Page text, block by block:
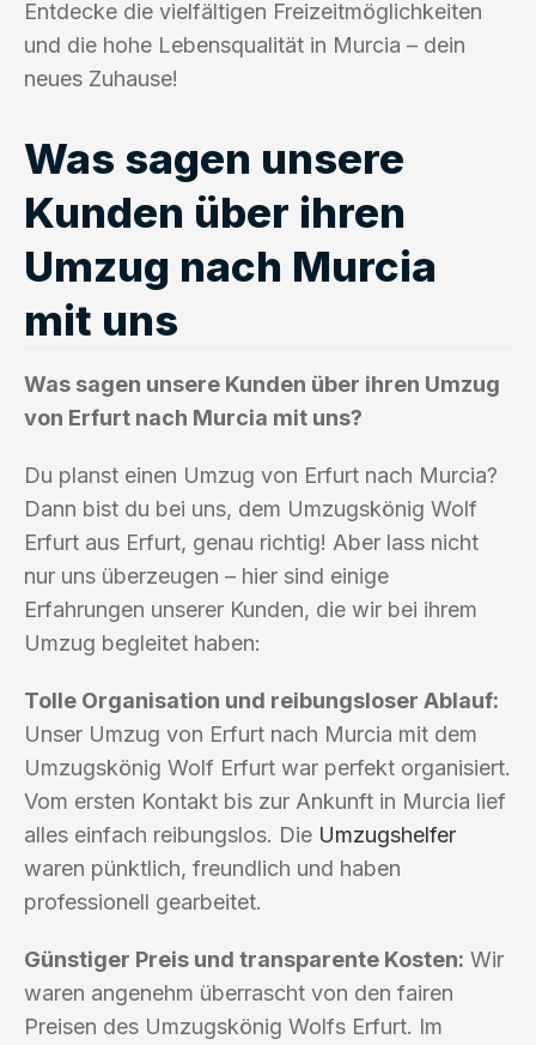
Entdecke die vielfältigen Freizeitmöglichkeiten
und die hohe Lebensqualität in Murcia – dein
neues Zuhause!
Was sagen unsere
Kunden über ihren
Umzug nach Murcia
mit uns
Was sagen unsere Kunden über ihren Umzug
von Erfurt nach Murcia mit uns?
Du planst einen Umzug von Erfurt nach Murcia?
Dann bist du bei uns, dem Umzugskönig Wolf
Erfurt aus Erfurt, genau richtig! Aber lass nicht
nur uns überzeugen – hier sind einige
Erfahrungen unserer Kunden, die wir bei ihrem
Umzug begleitet haben:
Tolle Organisation und reibungsloser Ablauf:
Unser Umzug von Erfurt nach Murcia mit dem
Umzugskönig Wolf Erfurt war perfekt organisiert.
Vom ersten Kontakt bis zur Ankunft in Murcia lief
alles einfach reibungslos. Die Umzugshelfer
waren pünktlich, freundlich und haben
professionell gearbeitet.
Günstiger Preis und transparente Kosten: Wir
waren angenehm überrascht von den fairen
Preisen des Umzugskönig Wolfs Erfurt. Im